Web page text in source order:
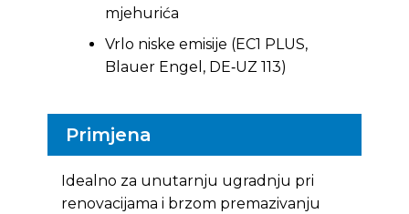
mjehurića
Vrlo niske emisije (EC1 PLUS,
Blauer Engel, DE‑UZ 113)
Primjena
Idealno za unutarnju ugradnju pri
renovacijama i brzom premazivanju